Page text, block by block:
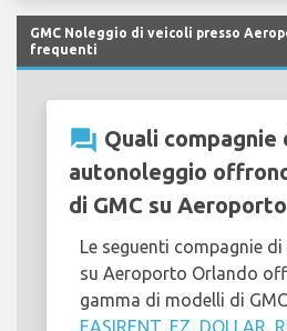
GMC Noleggio di veicoli presso
frequenti
question_answer Quali compagnie
autonoleggio
di GMC su
Le seguenti compagnie
su Aeroporto Orlando
gamma di modelli di
EASIRENT, EZ, DOLLAR,